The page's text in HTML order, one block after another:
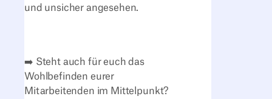
und unsicher angesehen.
➡️ Steht auch für euch das
Wohlbefinden eurer
Mitarbeitenden im Mittelpunkt?